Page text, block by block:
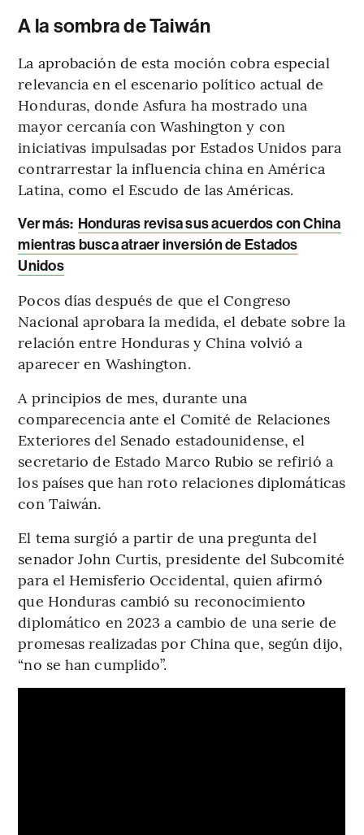
A la sombra de Taiwán
La aprobación de esta moción cobra especial
relevancia en el escenario político actual de
Honduras, donde Asfura ha mostrado una
mayor cercanía con Washington y con
iniciativas impulsadas por Estados Unidos para
contrarrestar la influencia china en América
Latina, como el Escudo de las Américas.
Ver más: Honduras revisa sus acuerdos con China
mientras busca atraer inversión de Estados
Unidos
Pocos días después de que el Congreso
Nacional aprobara la medida, el debate sobre la
relación entre Honduras y China volvió a
aparecer en Washington.
A principios de mes, durante una
comparecencia ante el Comité de Relaciones
Exteriores del Senado estadounidense, el
secretario de Estado Marco Rubio se refirió a
los países que han roto relaciones diplomáticas
con Taiwán.
El tema surgió a partir de una pregunta del
senador John Curtis, presidente del Subcomité
para el Hemisferio Occidental, quien afirmó
que Honduras cambió su reconocimiento
diplomático en 2023 a cambio de una serie de
promesas realizadas por China que, según dijo,
“no se han cumplido”.